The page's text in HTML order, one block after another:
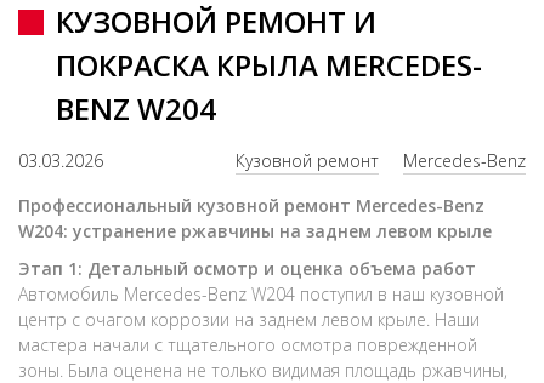
КУЗОВНОЙ РЕМОНТ И
ПОКРАСКА КРЫЛА MERCEDES-
BENZ W204
03.03.2026 Кузовной ремонт
Mercedes-Benz
Профессиональный кузовной ремонт Mercedes-Benz
W204: устранение ржавчины на заднем левом крыле
Этап 1: Детальный осмотр и оценка объема работ
Автомобиль Mercedes-Benz W204 поступил в наш кузовной
центр с очагом коррозии на заднем левом крыле. Наши
мастера начали с тщательного осмотра поврежденной
зоны. Была оценена не только видимая площадь ржавчины,